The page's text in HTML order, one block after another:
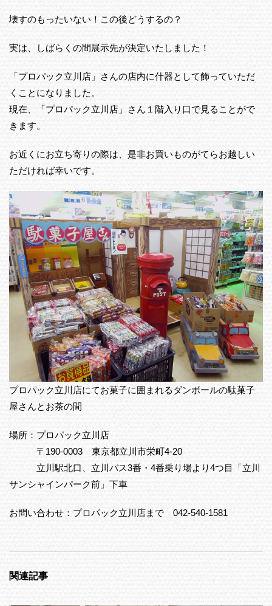
壊すのもったいない！この後どうするの？
実は、しばらくの間展示先が決定いたしました！
「プロパック立川店」さんの店内に什器として飾っていただ
くことになりました。
現在、「プロパック立川店」さん１階入り口で見ることがで
きます。
お近くにお立ち寄りの際は、是非お買いものがてらお越しい
ただければ幸いです。
プロパック立川店にてお菓子に囲まれるダンボールの駄菓子
屋さんとお茶の間
場所：プロパック立川店
〒190-0003 東京都立川市栄町4-20
立川駅北口、立川バス3番・4番乗り場より4つ目「立川
サンシャインパーク前」下車
お問い合わせ：プロパック立川店まで 042-540-1581
関連記事